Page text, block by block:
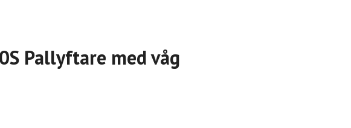
Pallyftare med våg